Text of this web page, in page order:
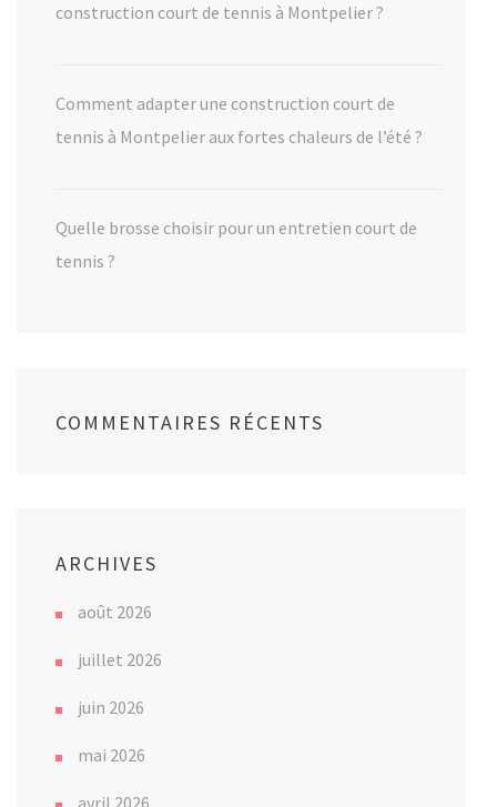
construction court de tennis à Montpelier ?
Comment adapter une construction court de
tennis à Montpelier aux fortes chaleurs de l’été ?
Quelle brosse choisir pour un entretien court de
tennis ?
COMMENTAIRES RÉCENTS
ARCHIVES
août 2026
juillet 2026
juin 2026
mai 2026